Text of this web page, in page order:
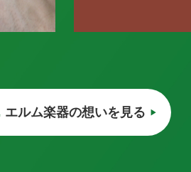
エルム楽器の想いを見る